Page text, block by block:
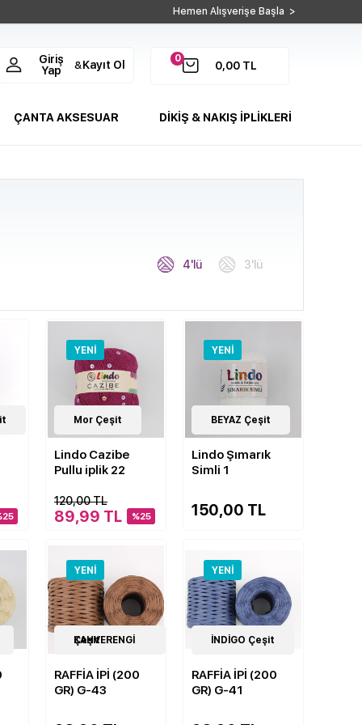
Hemen Alışverişe Başla >
0
0,00 TL
Giriş
Yap
& Kayıt Ol
ÇANTA AKSESUAR DİKİŞ & NAKIŞ İPLİKLERİ
4'lü 3'lü
YENI
22Çeşit
Mor Çeşit
Lindo Cazibe
Pullu iplik 22
120,00 TL
89,99 TL %25
YENI
15Çeşit
BEYAZ Çeşit
Lindo Şımarık
Simli 1
150,00 TL
YENI
14Çeşit
KAHVERENGİ Çeşit
RAFFİA İPİ (200
GR) G-43
YENI
14 Çeşit
İNDİGO Çeşit
RAFFİA İPİ (200
GR) G-41